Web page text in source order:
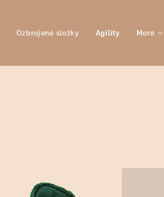
Ozbrojené složky Agility More